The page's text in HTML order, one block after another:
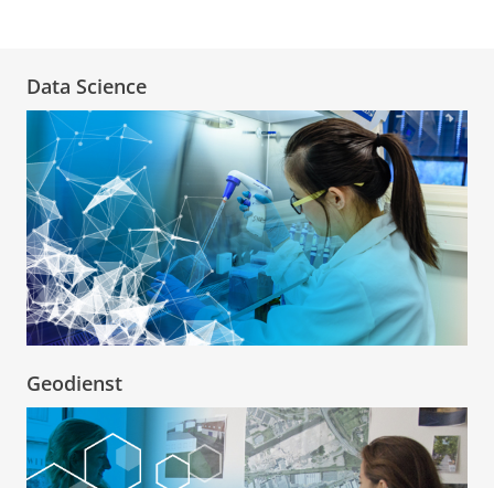
Data Science
Geodienst